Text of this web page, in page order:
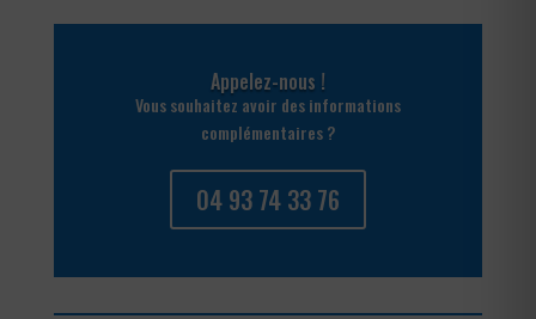
Appelez-nous !
Vous souhaitez avoir des informations
complémentaires ?
04 93 74 33 76